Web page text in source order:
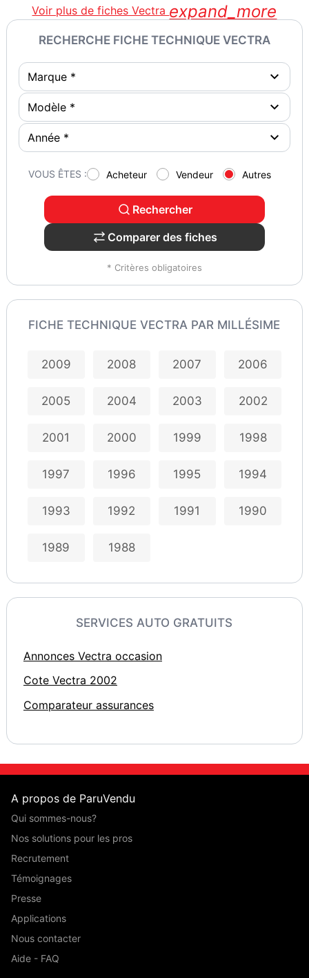
Voir plus de fiches Vectra expand_more
RECHERCHE FICHE TECHNIQUE VECTRA
VOUS ÊTES : Acheteur Vendeur Autres
Rechercher
Comparer des fiches
* Critères obligatoires
FICHE TECHNIQUE VECTRA PAR MILLÉSIME
2009 2008 2007 2006
2005 2004 2003 2002
2001 2000 1999 1998
1997 1996 1995 1994
1993 1992 1991 1990
1989 1988
SERVICES AUTO GRATUITS
Annonces Vectra occasion
Cote Vectra 2002
Comparateur assurances
A propos de ParuVendu
Qui sommes-nous?
Nos solutions pour les pros
Recrutement
Témoignages
Presse
Applications
Nous contacter
Aide - FAQ